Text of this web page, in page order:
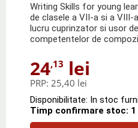
Writing Skills for young
de clasele a VII-a si a VIII-
lucru cuprinzator si usor
competentelor de
24,13 lei
PRP: 25,40 lei
Disponibilitate: In stoc
Timp confirmare stoc: